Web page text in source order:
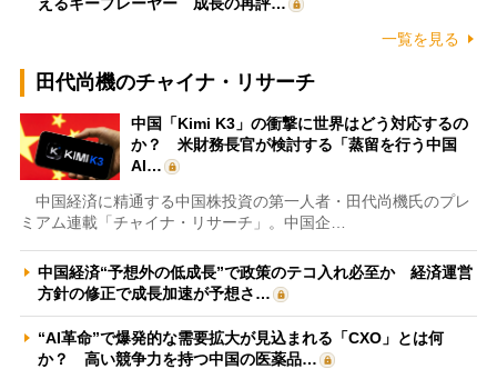
一覧を見る
田代尚機のチャイナ・リサーチ
中国「Kimi K3」の衝撃に世界はどう対応するの
か？ 米財務長官が検討する「蒸留を行う中国
AI…
中国経済に精通する中国株投資の第一人者・田代尚機氏のプレ
ミアム連載「チャイナ・リサーチ」。中国企…
中国経済“予想外の低成長”で政策のテコ入れ必至か 経済運営
方針の修正で成長加速が予想さ…
“AI革命”で爆発的な需要拡大が見込まれる「CXO」とは何
か？ 高い競争力を持つ中国の医薬品…